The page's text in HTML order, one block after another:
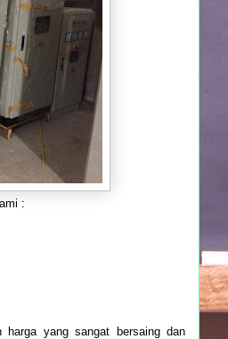
:
harga yang sangat bersaing dan